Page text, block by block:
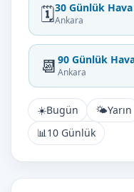
🗓️30 Günlük
Ankara
📆 90 Günlük
Ankara
☀️Bugün 🌤️Yarın
📊10 Günlük